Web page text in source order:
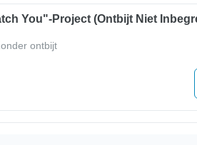
You"-Project (ontbijt Niet
ontbijt